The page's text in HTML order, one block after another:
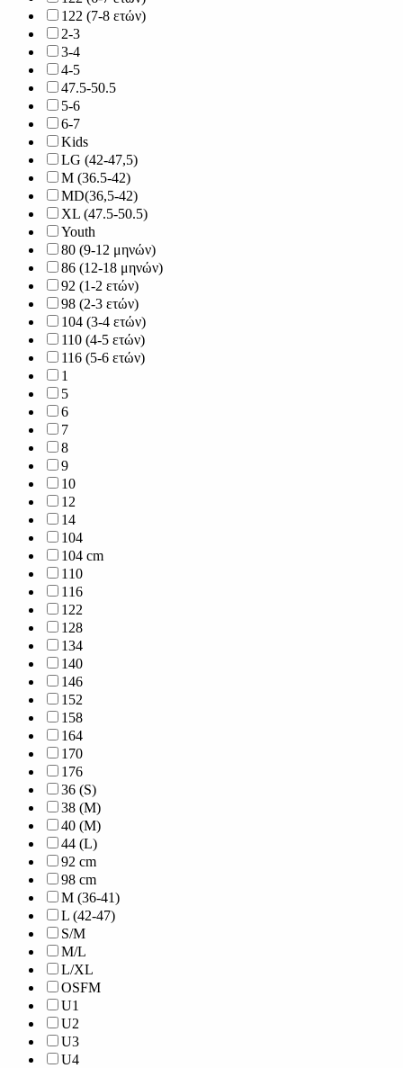
122 (7-8 ετών)
2-3
3-4
4-5
47.5-50.5
5-6
6-7
Kids
LG (42-47,5)
M (36.5-42)
MD(36,5-42)
XL (47.5-50.5)
Youth
80 (9-12 μηνών)
86 (12-18 μηνών)
92 (1-2 ετών)
98 (2-3 ετών)
104 (3-4 ετών)
110 (4-5 ετών)
116 (5-6 ετών)
1
5
6
7
8
9
10
12
14
104
104 cm
110
116
122
128
134
140
146
152
158
164
170
176
36 (S)
38 (M)
40 (M)
44 (L)
92 cm
98 cm
M (36-41)
L (42-47)
S/M
M/L
L/XL
OSFM
U1
U2
U3
U4